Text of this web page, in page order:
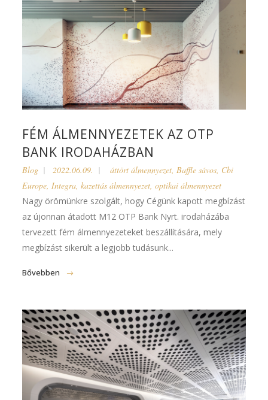
FÉM ÁLMENNYEZETEK AZ OTP
BANK IRODAHÁZBAN
Blog 2022.06.09. áttört álmennyezet,Baffle sávos, Cbi
Europe,Integra,kazettás álmennyezet,optikai álmennyezet
Nagy örömünkre szolgált, hogy Cégünk kapott megbízást
az újonnan átadott M12 OTP Bank Nyrt. irodaházába
tervezett fém álmennyezeteket beszállítására, mely
megbízást sikerült a legjobb tudásunk...
Bővebben